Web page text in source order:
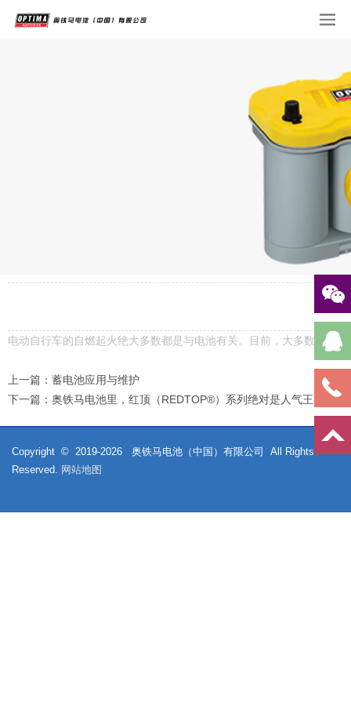
电动自行车的自燃起火绝大多数都是与电池有关。目前，大多数电动
上一篇： 蓄电池应用与维护
下一篇： 奥铁马电池里，‌红顶（REDTOP®）系列‌绝对是人气王，尤其
Copyright © 2019-2026
奥铁马电池（中国）有限公司 All Rights
Reserved. 网站地图